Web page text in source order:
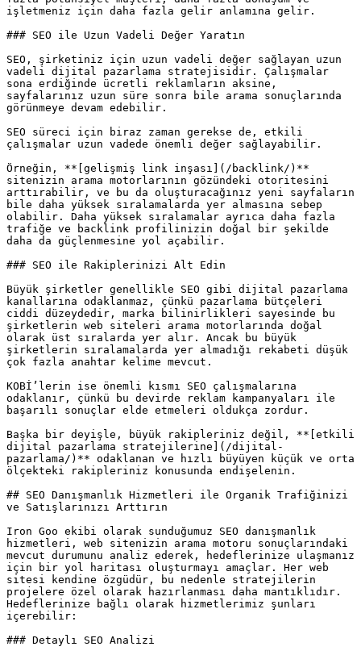
işletmeniz için daha fazla gelir anlamına gelir.
### SEO ile Uzun Vadeli Değer Yaratın
SEO, şirketiniz için uzun vadeli değer sağlayan uzun
vadeli dijital pazarlama stratejisidir. Çalışmalar
sona erdiğinde ücretli reklamların aksine,
sayfalarınız uzun süre sonra bile arama sonuçlarında
görünmeye devam edebilir.
SEO süreci için biraz zaman gerekse de, etkili
çalışmalar uzun vadede önemli değer sağlayabilir.
Örneğin, **[gelişmiş link inşası](/backlink/)**
sitenizin arama motorlarının gözündeki otoritesini
arttırabilir, ve bu da oluşturacağınız yeni sayfaların
bile daha yüksek sıralamalarda yer almasına sebep
olabilir. Daha yüksek sıralamalar ayrıca daha fazla
trafiğe ve backlink profilinizin doğal bir şekilde
daha da güçlenmesine yol açabilir.
### SEO ile Rakiplerinizi Alt Edin
Büyük şirketler genellikle SEO gibi dijital pazarlama
kanallarına odaklanmaz, çünkü pazarlama bütçeleri
ciddi düzeydedir, marka bilinirlikleri sayesinde bu
şirketlerin web siteleri arama motorlarında doğal
olarak üst sıralarda yer alır. Ancak bu büyük
şirketlerin sıralamalarda yer almadığı rekabeti düşük
çok fazla anahtar kelime mevcut.
KOBİ’lerin ise önemli kısmı SEO çalışmalarına
odaklanır, çünkü bu devirde reklam kampanyaları ile
başarılı sonuçlar elde etmeleri oldukça zordur.
Başka bir deyişle, büyük rakipleriniz değil, **[etkili
dijital pazarlama stratejilerine](/dijital-
pazarlama/)** odaklanan ve hızlı büyüyen küçük ve orta
ölçekteki rakipleriniz konusunda endişelenin.
## SEO Danışmanlık Hizmetleri ile Organik Trafiğinizi
ve Satışlarınızı Arttırın
Iron Goo ekibi olarak sunduğumuz SEO danışmanlık
hizmetleri, web sitenizin arama motoru sonuçlarındaki
mevcut durumunu analiz ederek, hedeflerinize ulaşmanız
için bir yol haritası oluşturmayı amaçlar. Her web
sitesi kendine özgüdür, bu nedenle stratejilerin
projelere özel olarak hazırlanması daha mantıklıdır.
Hedeflerinize bağlı olarak hizmetlerimiz şunları
içerebilir:
### Detaylı SEO Analizi